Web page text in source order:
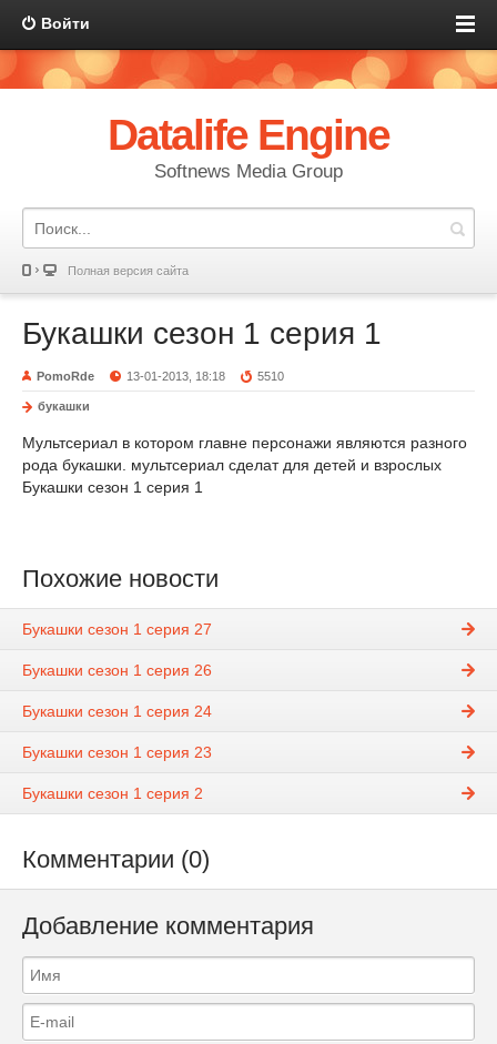
Войти
Datalife Engine
Softnews Media Group
Полная версия сайта
Букашки сезон 1 серия 1
PomoRde 13-01-2013, 18:18 5510
букашки
Мультсериал в котором главне персонажи являются разного
рода букашки. мультсериал сделат для детей и взрослых
Букашки сезон 1 серия 1
Похожие новости
Букашки сезон 1 серия 27
Букашки сезон 1 серия 26
Букашки сезон 1 серия 24
Букашки сезон 1 серия 23
Букашки сезон 1 серия 2
Комментарии (0)
Добавление комментария